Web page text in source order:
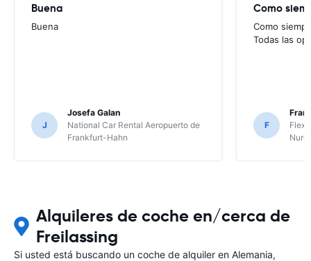
Buena
Buena
J
Josefa Galan
National Car Rental Aeropuerto de
Frankfurt-Hahn
Como
Como
Todas las
F
Flex
Alquileres de coche en/cerca de
Freilassing
Si usted está buscando un coche de alquiler en Alemania,